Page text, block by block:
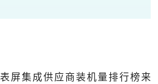
屏集成供应商装机量排行榜来